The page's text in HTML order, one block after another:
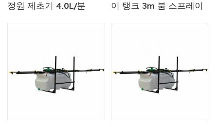
정원 제초기 4.0L/분
이 탱크 3m 붐 스프레이